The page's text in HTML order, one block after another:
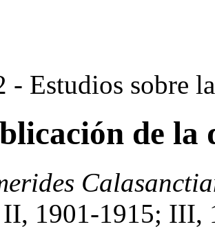
- Estudios sobre
de la
II, 1901-1915; III,